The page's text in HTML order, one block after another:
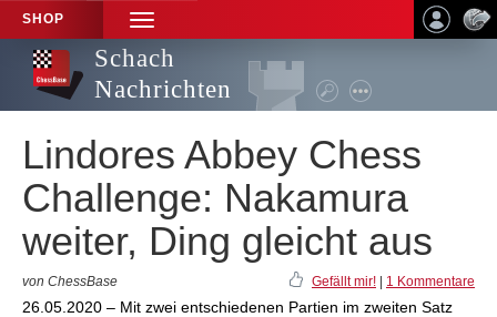
SHOP
TOGGLE
NAVIGATION
Schach
Nachrichten
Lindores Abbey Chess
Challenge: Nakamura
weiter, Ding gleicht aus
von ChessBase Gefällt mir! 1 Kommentare
26.05.2020 – Mit zwei entschiedenen Partien im zweiten Satz